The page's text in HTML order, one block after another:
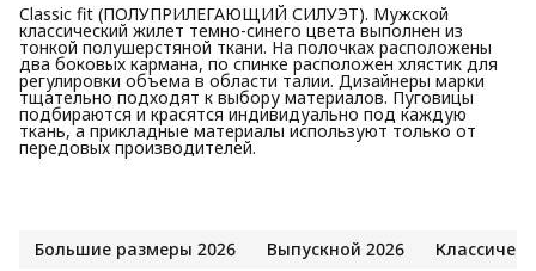
Classic fit (ПОЛУПРИЛЕГАЮЩИЙ СИЛУЭТ). Мужской
классический жилет темно-синего цвета выполнен из
тонкой полушерстяной ткани. На полочках расположены
два боковых кармана, по спинке расположен хлястик для
регулировки объема в области талии. Дизайнеры марки
тщательно подходят к выбору материалов. Пуговицы
подбираются и красятся индивидуально под каждую
ткань, а прикладные материалы используют только от
передовых производителей.
Большие размеры 2026 Выпускной 2026